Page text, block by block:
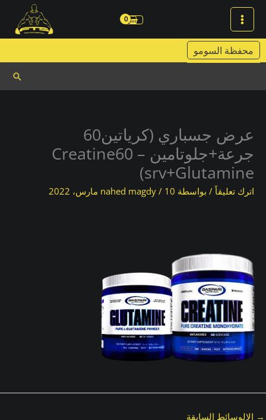
تخطي
المحتوى
محفظة السومو
عرض جسباري (كرياتين60
جرعة+جلوتامين – Creatine60
srv+Glutamine)
اترك تعليقاً / بواسطة nahed magdy / 10 مارس، 2022
→ الالوسائط السابقة